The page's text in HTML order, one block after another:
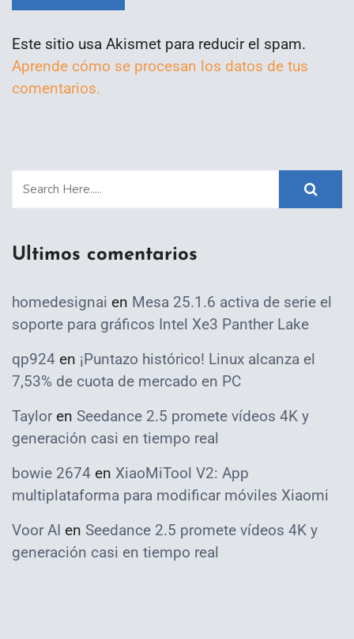
Este sitio usa Akismet para reducir el spam.
Aprende cómo se procesan los datos de tus
comentarios.
Ultimos comentarios
homedesignai en Mesa 25.1.6 activa de serie el
soporte para gráficos Intel Xe3 Panther Lake
qp924 en ¡Puntazo histórico! Linux alcanza el
7,53% de cuota de mercado en PC
Taylor en Seedance 2.5 promete vídeos 4K y
generación casi en tiempo real
bowie 2674 en XiaoMiTool V2: App
multiplataforma para modificar móviles Xiaomi
Voor AI en Seedance 2.5 promete vídeos 4K y
generación casi en tiempo real